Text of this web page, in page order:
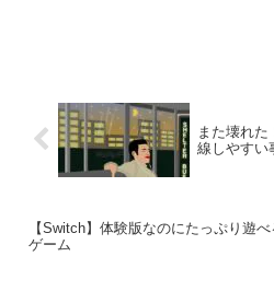
また壊れ
線しやすい
【Switch】体験版なのにたっぷり遊べ
ゲーム